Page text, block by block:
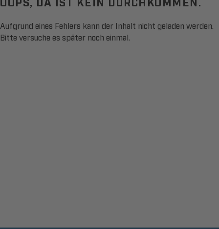
Aufgrund eines Fehlers kann der Inhalt nicht geladen werden.
Bitte versuche es später noch einmal.